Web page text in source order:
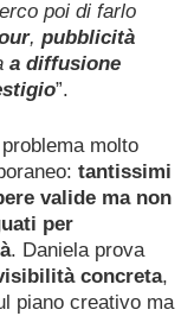
poi di farlo
, pubblicità
a diffusione
”.
molto
tantissimi
valide ma non
per
. Daniela prova
concreta,
piano creativo ma